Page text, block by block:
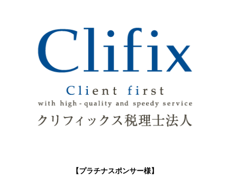
【プラチナスポンサー様】